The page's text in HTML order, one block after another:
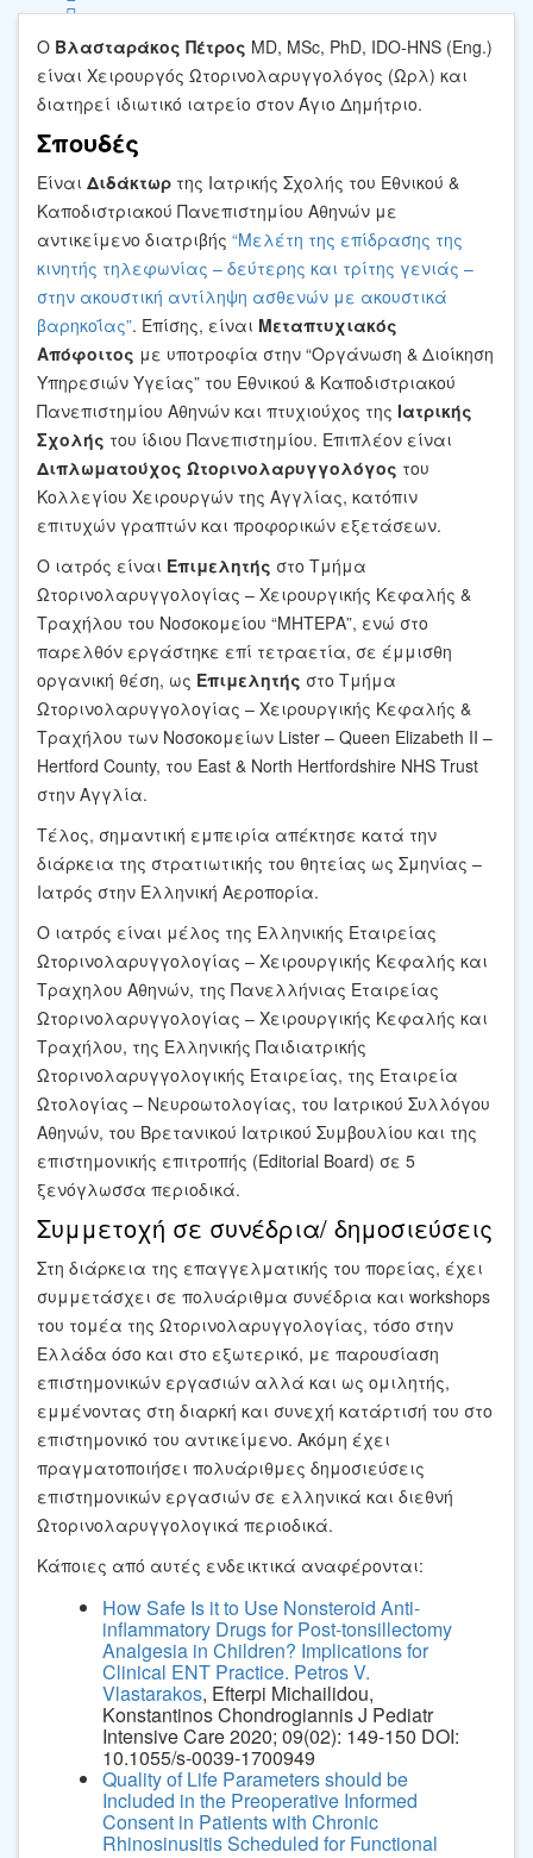
Save
Ο Βλασταράκος Πέτρος MD, MSc, PhD, IDO-HNS (Eng.)
είναι Χειρουργός Ωτορινολαρυγγολόγος (Ωρλ) και
διατηρεί ιδιωτικό ιατρείο στον Άγιο Δημήτριο.
Σπουδές
Είναι Διδάκτωρ της Ιατρικής Σχολής του Εθνικού &
Καποδιστριακού Πανεπιστημίου Αθηνών με
αντικείμενο διατριβής “Μελέτη της επίδρασης της
κινητής τηλεφωνίας – δεύτερης και τρίτης γενιάς –
στην ακουστική αντίληψη ασθενών με ακουστικά
βαρηκοΐας”. Επίσης, είναι Μεταπτυχιακός
Απόφοιτος με υποτροφία στην “Οργάνωση & Διοίκηση
Υπηρεσιών Υγείας” του Εθνικού & Καποδιστριακού
Πανεπιστημίου Αθηνών και πτυχιούχος της Ιατρικής
Σχολής του ίδιου Πανεπιστημίου. Επιπλέον είναι
Διπλωματούχος Ωτορινολαρυγγολόγος του
Κολλεγίου Χειρουργών της Αγγλίας, κατόπιν
επιτυχών γραπτών και προφορικών εξετάσεων.
Ο ιατρός είναι Επιμελητής στο Τμήμα
Ωτορινολαρυγγολογίας – Χειρουργικής Κεφαλής &
Τραχήλου του Νοσοκομείου “ΜΗΤΕΡΑ”, ενώ στο
παρελθόν εργάστηκε επί τετραετία, σε έμμισθη
οργανική θέση, ως Επιμελητής στο Τμήμα
Ωτορινολαρυγγολογίας – Χειρουργικής Κεφαλής &
Τραχήλου των Νοσοκομείων Lister – Queen Elizabeth II –
Hertford County, του East & North Hertfordshire NHS Trust
στην Αγγλία.
Τέλος, σημαντική εμπειρία απέκτησε κατά την
διάρκεια της στρατιωτικής του θητείας ως Σμηνίας –
Ιατρός στην Ελληνική Αεροπορία.
Ο ιατρός είναι μέλος της Ελληνικής Εταιρείας
Ωτορινολαρυγγολογίας – Χειρουργικής Κεφαλής και
Τραχηλου Αθηνών, της Πανελλήνιας Εταιρείας
Ωτορινολαρυγγολογίας – Χειρουργικής Κεφαλής και
Τραχήλου, της Ελληνικής Παιδιατρικής
Ωτορινολαρυγγολογικής Εταιρείας, της Εταιρεία
Ωτολογίας – Νευροωτολογίας, του Ιατρικού Συλλόγου
Αθηνών, του Βρετανικού Ιατρικού Συμβουλίου και της
επιστημονικής επιτροπής (Editorial Board) σε 5
ξενόγλωσσα περιοδικά.
Συμμετοχή σε συνέδρια/ δημοσιεύσεις
Στη διάρκεια της επαγγελματικής του πορείας, έχει
συμμετάσχει σε πολυάριθμα συνέδρια και workshops
του τομέα της Ωτορινολαρυγγολογίας, τόσο στην
Ελλάδα όσο και στο εξωτερικό, με παρουσίαση
επιστημονικών εργασιών αλλά και ως ομιλητής,
εμμένοντας στη διαρκή και συνεχή κατάρτισή του στο
επιστημονικό του αντικείμενο. Ακόμη έχει
πραγματοποιήσει πολυάριθμες δημοσιεύσεις
επιστημονικών εργασιών σε ελληνικά και διεθνή
Ωτορινολαρυγγολογικά περιοδικά.
Κάποιες από αυτές ενδεικτικά αναφέρονται:
How Safe Is it to Use Nonsteroid Anti-
inflammatory Drugs for Post-tonsillectomy
Analgesia in Children? Implications for
Clinical ENT Practice. Petros V.
Vlastarakos, Efterpi Michailidou,
Konstantinos Chondrogiannis J Pediatr
Intensive Care 2020; 09(02): 149-150 DOI:
10.1055/s-0039-1700949
Quality of Life Parameters should be
Included in the Preoperative Informed
Consent in Patients with Chronic
Rhinosinusitis Scheduled for Functional